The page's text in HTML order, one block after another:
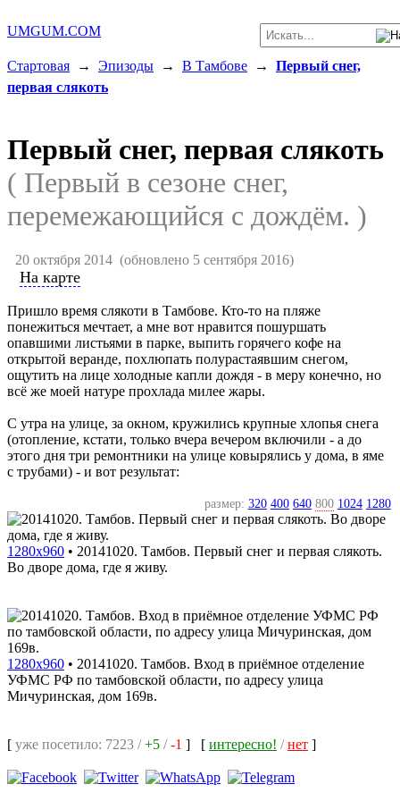
UMGUM.COM
Стартовая → Эпизоды → В Тамбове → Первый снег,
первая слякоть
Первый снег, первая слякоть
( Первый в сезоне снег,
перемежающийся с дождём. )
20 октября 2014(обновлено 5 сентября 2016)
На карте
Пришло время слякоти в Тамбове. Кто-то на пляже
понежиться мечтает, а мне вот нравится пошуршать
опавшими листьями в парке, выпить горячего кофе на
открытой веранде, похлюпать полурастаявшим снегом,
ощутить на лице холодные капли дождя - в меру конечно, но
всё же моей натуре прохлада милее жары.
С утра на улице, за окном, кружились крупные хлопья снега
(отопление, кстати, только вчера вечером включили - а до
этого дня три ремонтники на улице ковырялись у дома, в яме
с трубами) - и вот результат:
размер: 320 400 640 800 1024 1280
1280x960 • 20141020. Тамбов. Первый снег и первая слякоть.
Во дворе дома, где я живу.
1280x960 • 20141020. Тамбов. Вход в приёмное отделение
УФМС РФ по тамбовской области, по адресу улица
Мичуринская, дом 169в.
[ уже посетило: 7223 /+5 /-1 ] [ интересно! /нет ]